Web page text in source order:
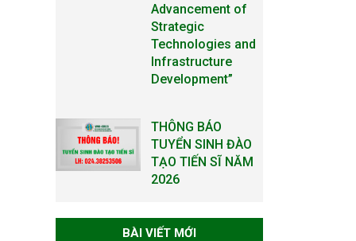
Advancement of
Strategic
Technologies and
Infrastructure
Development”
THÔNG BÁO
TUYỂN SINH ĐÀO
TẠO TIẾN SĨ NĂM
2026
THÔNG BÁO KẾ
BÀI VIẾT MỚI